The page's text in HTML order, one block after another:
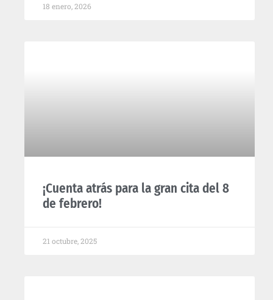
18 enero, 2026
¡Cuenta atrás para la gran cita del 8
de febrero!
21 octubre, 2025